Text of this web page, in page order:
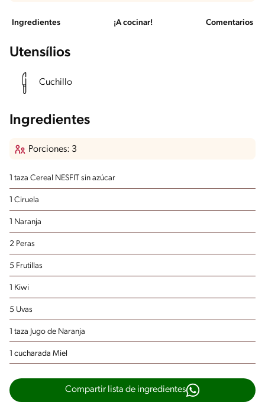
Ingredientes ¡A cocinar! Comentarios
Utensílios
Cuchillo
Ingredientes
Porciones: 3
1 taza Cereal NESFIT sin azúcar
1 Ciruela
1 Naranja
2 Peras
5 Frutillas
1 Kiwi
5 Uvas
1 taza Jugo de Naranja
1 cucharada Miel
Compartir lista de ingredientes